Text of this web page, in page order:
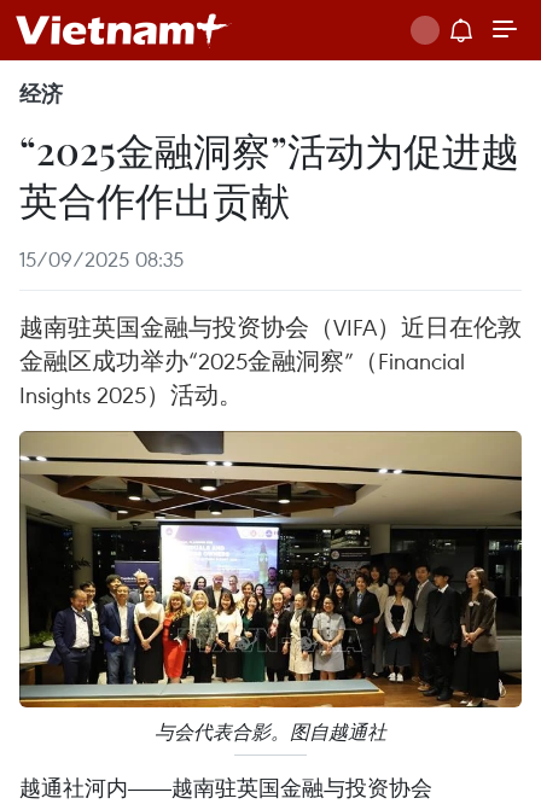
经济
“2025金融洞察”活动为促进越
英合作作出贡献
15/09/2025 08:35
越南驻英国金融与投资协会（VIFA）近日在伦敦
金融区成功举办“2025金融洞察”（Financial
Insights 2025）活动。
与会代表合影。图自越通社
越通社河内——越南驻英国金融与投资协会